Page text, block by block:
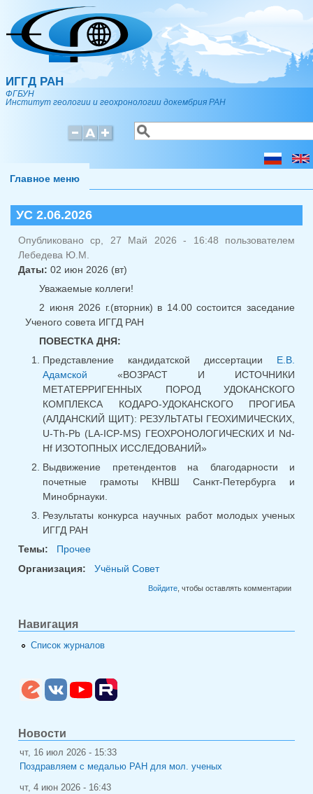
Перейти к основному содержанию
ИГГД РАН
ФГБУН
Институт геологии и геохронологии докембрия РАН
Форма поиска
Поиск
Главное меню
УС 2.06.2026
Опубликовано ср, 27 Май 2026 - 16:48 пользователем
Лебедева Ю.М.
Даты: 02 июн 2026 (вт)
Уважаемые коллеги!
2 июня 2026 г.(вторник) в 14.00 состоится заседание
Ученого совета ИГГД РАН
ПОВЕСТКА ДНЯ:
Представление кандидатской диссертации Е.В.
Адамской «ВОЗРАСТ И ИСТОЧНИКИ
МЕТАТЕРРИГЕННЫХ ПОРОД УДОКАНСКОГО
КОМПЛЕКСА КОДАРО-УДОКАНСКОГО ПРОГИБА
(АЛДАНСКИЙ ЩИТ): РЕЗУЛЬТАТЫ ГЕОХИМИЧЕСКИХ,
U-Th-Pb (LA-ICP-MS) ГЕОХРОНОЛОГИЧЕСКИХ И Nd-
Hf ИЗОТОПНЫХ ИССЛЕДОВАНИЙ»
Выдвижение претендентов на благодарности и
почетные грамоты КНВШ Санкт-Петербурга и
Минобрнауки.
Результаты конкурса научных работ молодых ученых
ИГГД РАН
Темы:
Прочее
Организация:
Учёный Совет
Войдите, чтобы оставлять комментарии
Навигация
Список журналов
Новости
чт, 16 июл 2026 - 15:33
Поздравляем с медалью РАН для мол. ученых
чт, 4 июн 2026 - 16:43